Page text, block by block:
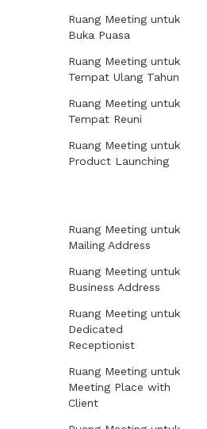
Ruang Meeting untuk
Buka Puasa
Ruang Meeting untuk
Tempat Ulang Tahun
Ruang Meeting untuk
Tempat Reuni
Ruang Meeting untuk
Product Launching
Ruang Meeting untuk
Mailing Address
Ruang Meeting untuk
Business Address
Ruang Meeting untuk
Dedicated
Receptionist
Ruang Meeting untuk
Meeting Place with
Client